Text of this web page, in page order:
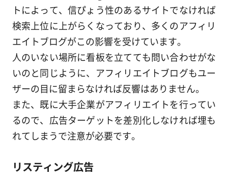
トによって、信ぴょう性のあるサイトでなければ
検索上位に上がらくなっており、多くのアフィリ
エイトブログがこの影響を受けています。
人のいない場所に看板を立てても問い合わせがな
いのと同じように、アフィリエイトブログもユー
ザーの目に留まらなければ反響はありません。
また、既に大手企業がアフィリエイトを行ってい
るので、広告ターゲットを差別化しなければ埋も
れてしまうで注意が必要です。
リスティング広告